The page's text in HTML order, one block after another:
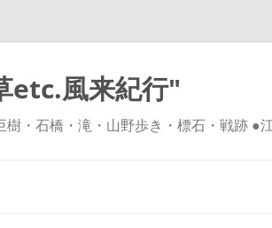
etc.風来紀行"
・石橋・滝・山野歩き・標石・戦跡 ●